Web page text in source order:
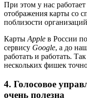
При этом у нас
отображения карты со
поблизости
Карты Apple в России
сервису Google, а до
работать и работать.
нескольких фишек
4. Голосовое
очень полезна